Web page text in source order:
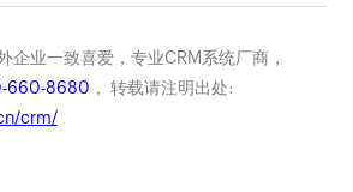
企业一致喜爱，专业CRM系统厂商，
660-8680 ， 转载请注明出处:
crm/